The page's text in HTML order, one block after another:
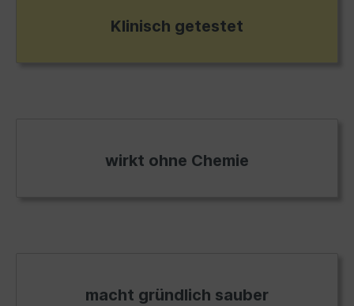
Klinisch getestet
wirkt ohne Chemie
macht gründlich sauber